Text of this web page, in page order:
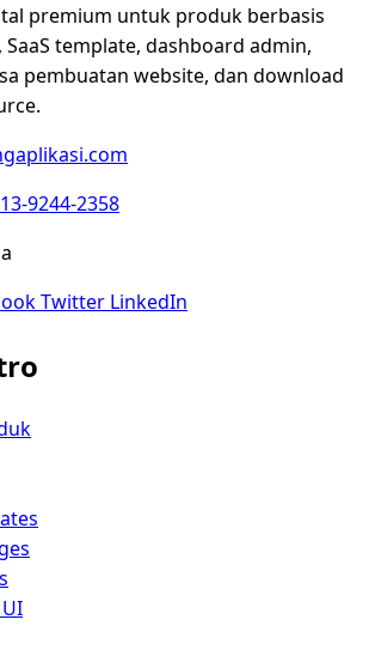
premium untuk produk berbasis
template, dashboard admin,
pembuatan website, dan download
9244-2358
Twitter LinkedIn